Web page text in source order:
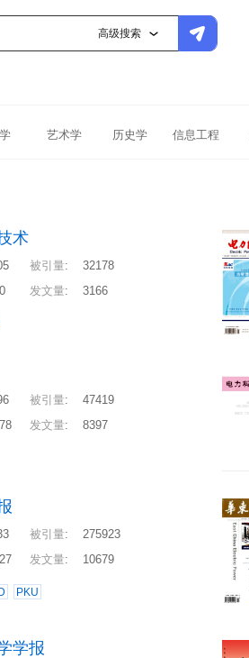
高级搜索
艺术学 历史学 信息工程
术
被引量:
32178
发文量: 3166
被引量:
47419
发文量: 8397
被引量:
275923
发文量: 10679
PKU
学报